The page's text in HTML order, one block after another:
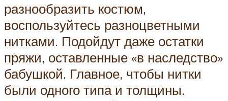
разнообразить костюм,
воспользуйтесь разноцветными
нитками. Подойдут даже остатки
пряжи, оставленные «в наследство»
бабушкой. Главное, чтобы нитки
были одного типа и толщины.